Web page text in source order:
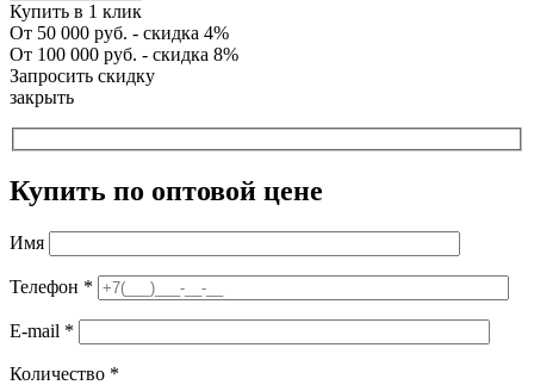
Купить в 1 клик
От 50 000 руб. - скидка 4%
От 100 000 руб. - скидка 8%
Запросить скидку
закрыть
Купить по оптовой цене
Имя
Телефон *
E-mail *
Количество *